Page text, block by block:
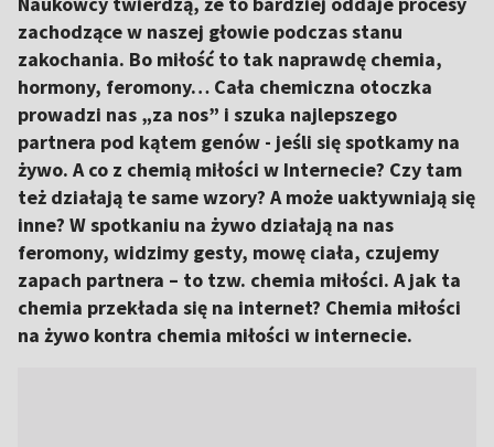
zachodzące w naszej głowie podczas stanu
zakochania. Bo miłość to tak naprawdę chemia,
hormony, feromony… Cała chemiczna otoczka
prowadzi nas „za nos” i szuka najlepszego
partnera pod kątem genów - jeśli się spotkamy na
żywo. A co z chemią miłości w Internecie? Czy tam
też działają te same wzory? A może uaktywniają się
inne? W spotkaniu na żywo działają na nas
feromony, widzimy gesty, mowę ciała, czujemy
zapach partnera – to tzw. chemia miłości. A jak ta
chemia przekłada się na internet? Chemia miłości
na żywo kontra chemia miłości w internecie.